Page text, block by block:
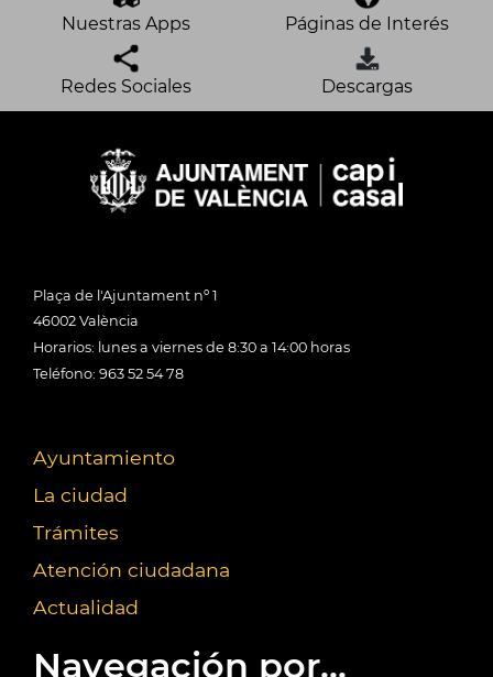
Nuestras Apps Páginas de Interés
Redes Sociales Descargas
Plaça de l'Ajuntament nº 1
46002 València
Horarios: lunes a viernes de 8:30 a 14:00 horas
Teléfono: 963 52 54 78
Ayuntamiento
La ciudad
Trámites
Atención ciudadana
Actualidad
Navegación por...